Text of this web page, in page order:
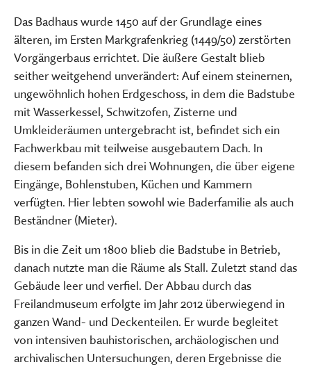
Das Badhaus wurde 1450 auf der Grundlage eines
älteren, im Ersten Markgrafenkrieg (1449/50) zerstörten
Vorgängerbaus errichtet. Die äußere Gestalt blieb
seither weitgehend unverändert: Auf einem steinernen,
ungewöhnlich hohen Erdgeschoss, in dem die Badstube
mit Wasserkessel, Schwitzofen, Zisterne und
Umkleideräumen untergebracht ist, befindet sich ein
Fachwerkbau mit teilweise ausgebautem Dach. In
diesem befanden sich drei Wohnungen, die über eigene
Eingänge, Bohlenstuben, Küchen und Kammern
verfügten. Hier lebten sowohl wie Baderfamilie als auch
Beständner (Mieter).
Bis in die Zeit um 1800 blieb die Badstube in Betrieb,
danach nutzte man die Räume als Stall. Zuletzt stand das
Gebäude leer und verfiel. Der Abbau durch das
Freilandmuseum erfolgte im Jahr 2012 überwiegend in
ganzen Wand- und Deckenteilen. Er wurde begleitet
von intensiven bauhistorischen, archäologischen und
archivalischen Untersuchungen, deren Ergebnisse die